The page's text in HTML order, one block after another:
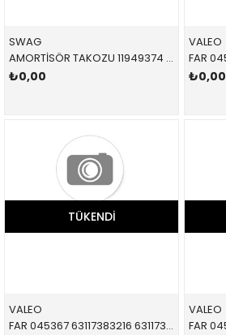
SWAG
AMORTİSÖR TAKOZU 11949374 31306852432 31306852432 F55,F56 ÖN SAĞ-SOL 2015-
₺0,00
VALEO
₺0,00
TÜKENDI
VALEO
FAR 045367 63117383216 63117383216 F54,F55,F56 LED SAĞ 2013-2015
VALEO